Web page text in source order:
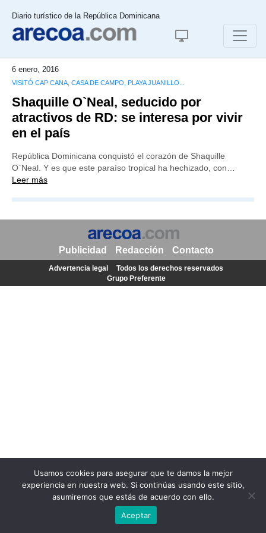
Diario turístico de la República Dominicana
6 enero, 2016
VISITÓ CAP CANA, CASA DE CAMPO, PLAYA JUANILLO...
Shaquille O`Neal, seducido por
atractivos de RD: se interesa por vivir
en el país
República Dominicana conquistó el corazón de Shaquille
O`Neal. Y es que este paraíso tropical ha hechizado, con…
Leer más
Usamos cookies para asegurar que te damos la mejor
experiencia en nuestra web. Si continúas usando este sitio,
asumiremos que estás de acuerdo con ello.
Aceptar
Publicidad Redacción Contacto
Advertencia legal
Todos los derechos reservados
Grupo Preferente